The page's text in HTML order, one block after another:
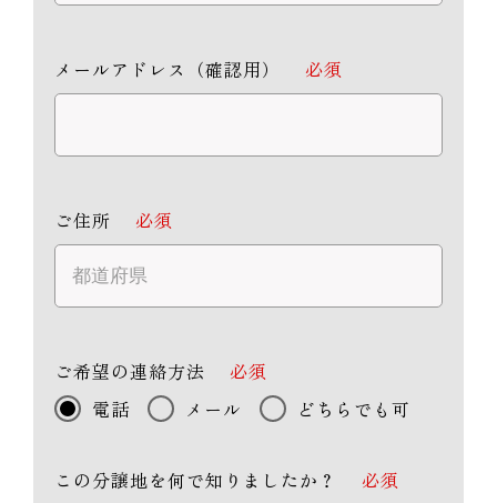
メールアドレス（確認用） 必須
ご住所 必須
ご希望の連絡方法
必須
電話
メール どちらでも可
この分譲地を何で知りましたか？
必須